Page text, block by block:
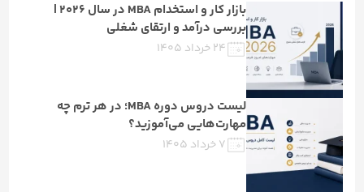
بازار کار و استخدام MBA در سال ۲۰۲۶ |
بررسی درآمد و ارتقای شغلی
۲۴ خرداد ۱۴۰۵
لیست دروس دوره MBA؛ در هر ترم چه
مهارت‌هایی می‌آموزید؟
۷ خرداد ۱۴۰۵